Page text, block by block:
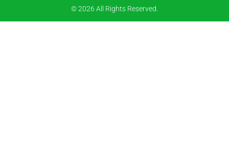
© 2026 All Rights Reserved.